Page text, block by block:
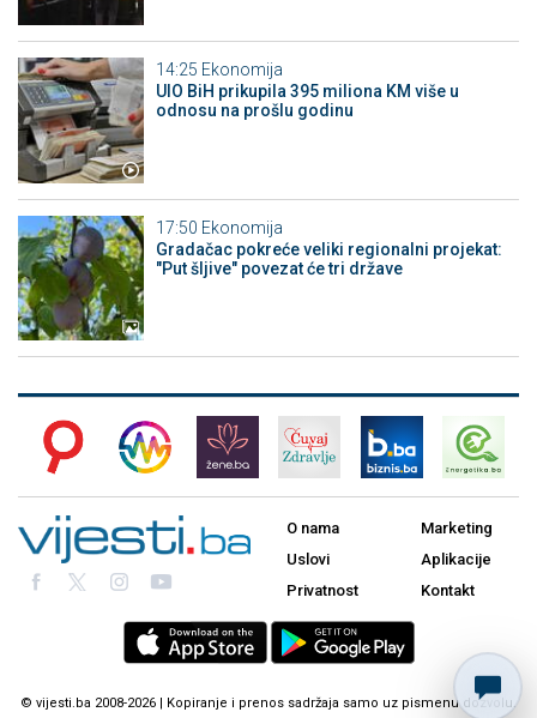
14:25 Ekonomija
UIO BiH prikupila 395 miliona KM više u
odnosu na prošlu godinu
17:50 Ekonomija
Gradačac pokreće veliki regionalni projekat:
"Put šljive" povezat će tri države
O nama
Uslovi
Privatnost
Marketing
Aplikacije
Kontakt
© vijesti.ba 2008-2026 | Kopiranje i prenos sadržaja samo uz pismenu dozvolu.